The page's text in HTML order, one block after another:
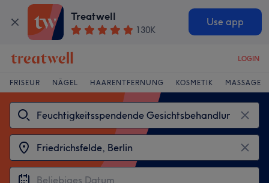
Treatwell
130K
Use app
LOGIN
FRISEUR NÄGEL HAARENTFERNUNG KOSMETIK MASSAGE